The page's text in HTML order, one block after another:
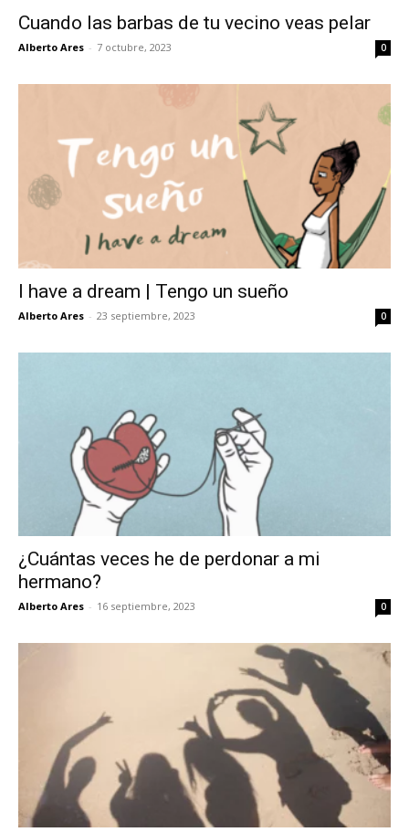
Cuando las barbas de tu vecino veas pelar
Alberto Ares - 7 octubre, 2023 0
I have a dream | Tengo un sueño
Alberto Ares - 23 septiembre, 2023 0
¿Cuántas veces he de perdonar a mi
hermano?
Alberto Ares - 16 septiembre, 2023 0